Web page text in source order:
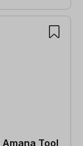
Tool